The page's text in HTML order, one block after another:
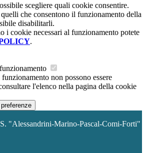
scegliere quali cookie consentire.
che consentono il funzionamento della
disabilitarli.
i cookie necessari al funzionamento potete
.
non possono essere
l'elenco nella pagina della cookie
"Alessandrini-Marino-Pascal-Comi-Forti"